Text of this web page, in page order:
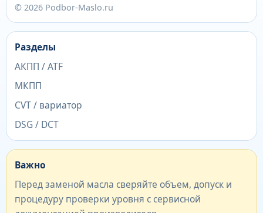
© 2026 Podbor-Maslo.ru
Разделы
АКПП / ATF
МКПП
CVT / вариатор
DSG / DCT
Важно
Перед заменой масла сверяйте объем, допуск и
процедуру проверки уровня с сервисной